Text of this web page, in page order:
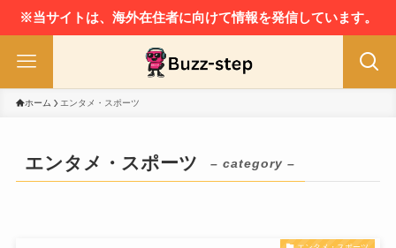
※当サイトは、海外在住者に向けて情報を発信しています。
ホーム エンタメ・スポーツ
エンタメ・スポーツ – category –